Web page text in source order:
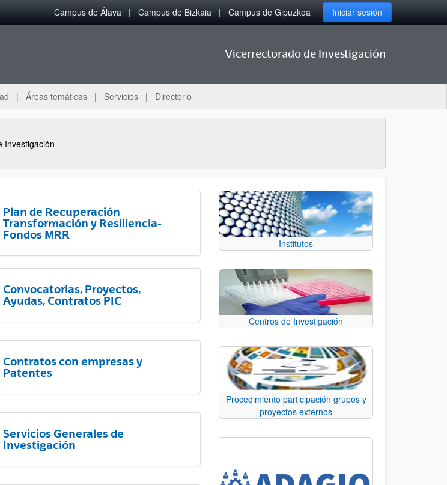
Campus de Álava Campus de Bizkaia Campus de Gipuzkoa Iniciar sesión
Vicerrectorado de Investigación
Áreas temáticas Servicios Directorio
Investigación
Plan de Recuperación
Transformación y Resiliencia-
Fondos MRR
Convocatorias, Proyectos,
Ayudas, Contratos PIC
Contratos con empresas y
Patentes
Servicios Generales de
Investigación
Institutos
Centros de Investigación
Procedimiento participación grupos y
proyectos externos